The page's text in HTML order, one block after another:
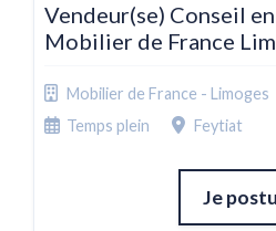
Vendeur(se) Conseil
Mobilier de France
Mobilier de France - Limoges
Temps plein
Feytiat
Je